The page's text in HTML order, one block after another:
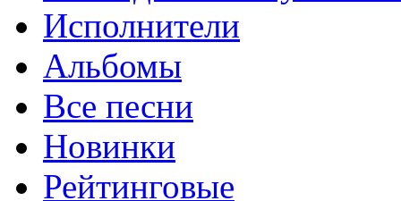
Исполнители
Альбомы
Все песни
Новинки
Рейтинговые